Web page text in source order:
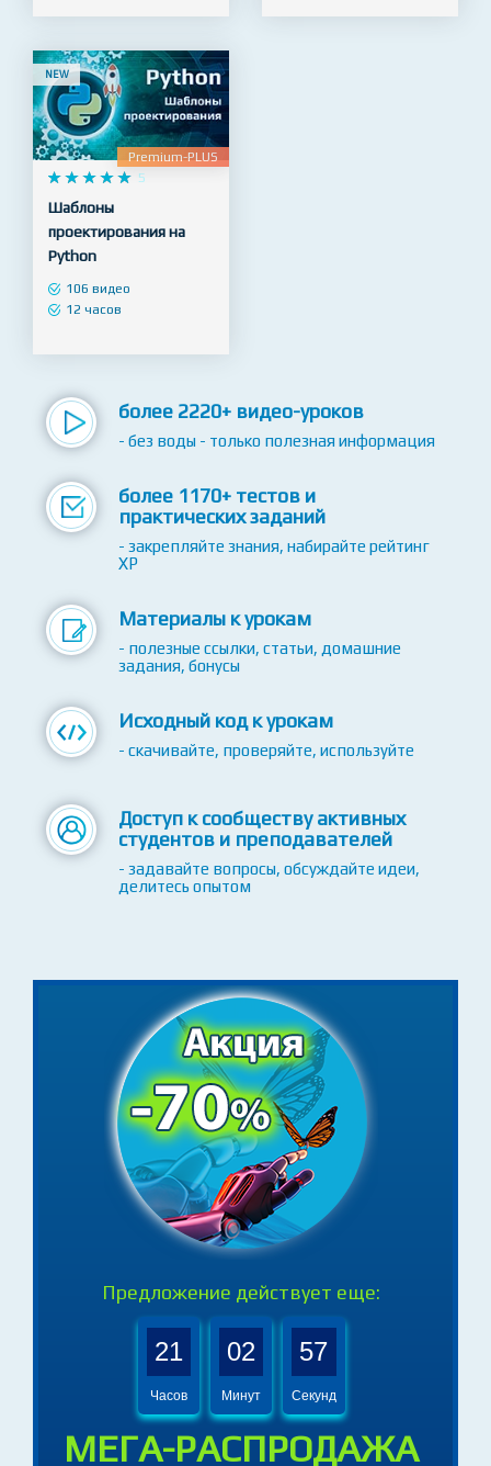
NEW
    
     5
Шаблоны
проектирования на
Python
- без воды - только полезная информация
более 1170+ тестов и
практических заданий
- закрепляйте знания, набирайте рейтинг
XP
Материалы к урокам
- полезные ссылки, статьи, домашние
задания, бонусы
- скачивайте, проверяйте, используйте
Доступ к сообществу активных
студентов и преподавателей
Предложение действует еще:
21
Часов
02
Минут
55
Секунд